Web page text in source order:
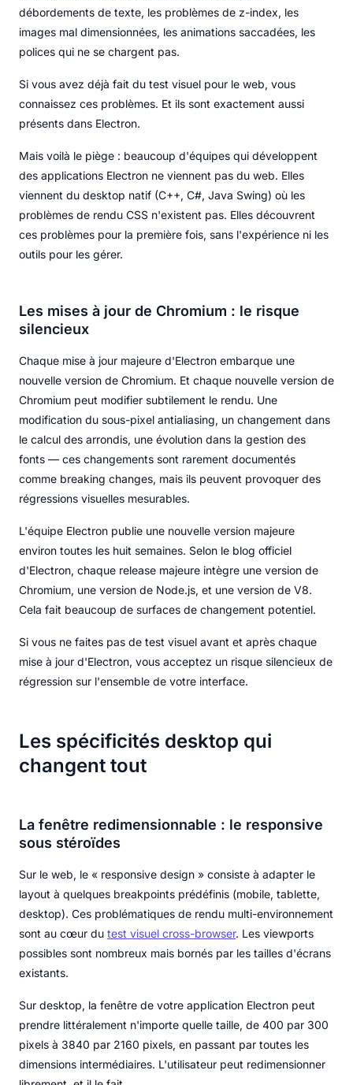
débordements de texte, les problèmes de z-index, les
images mal dimensionnées, les animations saccadées, les
polices qui ne se chargent pas.
Si vous avez déjà fait du test visuel pour le web, vous
connaissez ces problèmes. Et ils sont exactement aussi
présents dans Electron.
Mais voilà le piège : beaucoup d'équipes qui développent
des applications Electron ne viennent pas du web. Elles
viennent du desktop natif (C++, C#, Java Swing) où les
problèmes de rendu CSS n'existent pas. Elles découvrent
ces problèmes pour la première fois, sans l'expérience ni les
outils pour les gérer.
Les mises à jour de Chromium : le risque
silencieux
Chaque mise à jour majeure d'Electron embarque une
nouvelle version de Chromium. Et chaque nouvelle version de
Chromium peut modifier subtilement le rendu. Une
modification du sous-pixel antialiasing, un changement dans
le calcul des arrondis, une évolution dans la gestion des
fonts — ces changements sont rarement documentés
comme breaking changes, mais ils peuvent provoquer des
régressions visuelles mesurables.
L'équipe Electron publie une nouvelle version majeure
environ toutes les huit semaines. Selon le blog officiel
d'Electron, chaque release majeure intègre une version de
Chromium, une version de Node.js, et une version de V8.
Cela fait beaucoup de surfaces de changement potentiel.
Si vous ne faites pas de test visuel avant et après chaque
mise à jour d'Electron, vous acceptez un risque silencieux de
régression sur l'ensemble de votre interface.
Les spécificités desktop qui
changent tout
La fenêtre redimensionnable : le responsive
sous stéroïdes
Sur le web, le « responsive design » consiste à adapter le
layout à quelques breakpoints prédéfinis (mobile, tablette,
desktop). Ces problématiques de rendu multi-environnement
sont au cœur du test visuel cross-browser. Les viewports
possibles sont nombreux mais bornés par les tailles d'écrans
existants.
Sur desktop, la fenêtre de votre application Electron peut
prendre littéralement n'importe quelle taille, de 400 par 300
pixels à 3840 par 2160 pixels, en passant par toutes les
dimensions intermédiaires. L'utilisateur peut redimensionner